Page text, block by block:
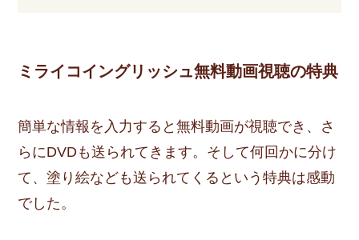
ミライコイングリッシュ無料動画視聴の特典
簡単な情報を入力すると無料動画が視聴でき、さ
らにDVDも送られてきます。そして何回かに分け
て、塗り絵なども送られてくるという特典は感動
でした。